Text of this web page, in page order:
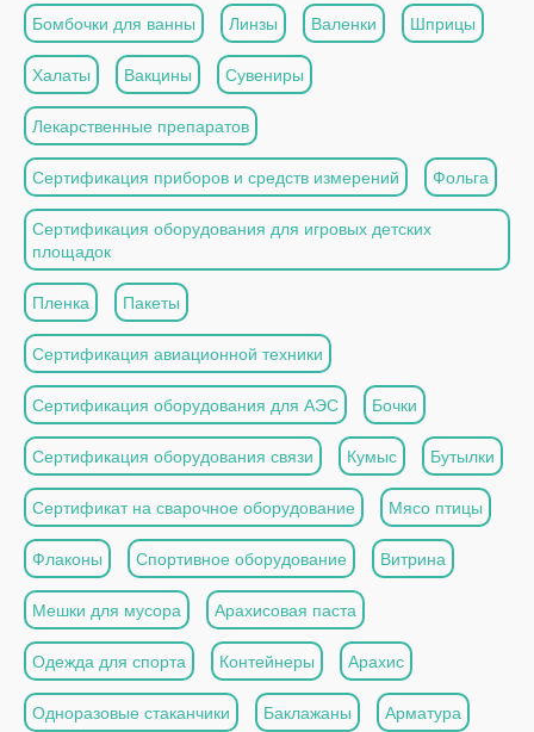
Бомбочки для ванны Линзы Валенки Шприцы
Халаты Вакцины Сувениры
Лекарственные препаратов
Сертификация приборов и средств измерений Фольга
Сертификация оборудования для игровых детских
площадок
Пленка Пакеты
Сертификация авиационной техники
Сертификация оборудования для АЭС Бочки
Сертификация оборудования связи Кумыс Бутылки
Сертификат на сварочное оборудование Мясо птицы
Флаконы Спортивное оборудование Витрина
Мешки для мусора Арахисовая паста
Одежда для спорта Контейнеры Арахис
Одноразовые стаканчики Баклажаны Арматура